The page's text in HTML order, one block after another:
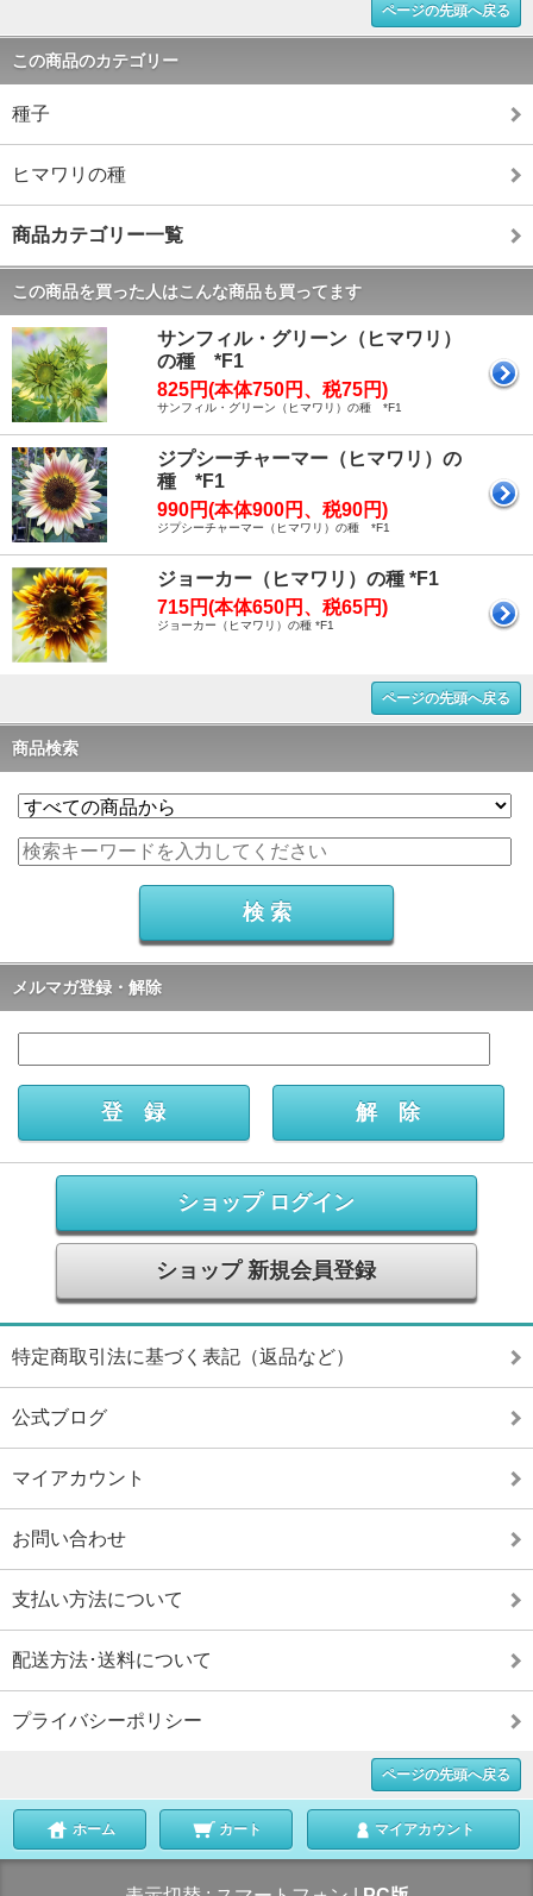
ページの先頭へ戻る
この商品のカテゴリー
種子
ヒマワリの種
商品カテゴリー一覧
この商品を買った人はこんな商品も買ってます
サンフィル・グリーン（ヒマワリ）
の種 *F1
825円(本体750円、税75円)
サンフィル・グリーン（ヒマワリ）の種 *F1
ジプシーチャーマー（ヒマワリ）の
種 *F1
990円(本体900円、税90円)
ジプシーチャーマー（ヒマワリ）の種 *F1
ジョーカー（ヒマワリ）の種 *F1
715円(本体650円、税65円)
ジョーカー（ヒマワリ）の種 *F1
ページの先頭へ戻る
商品検索
メルマガ登録・解除
ショップ ログイン
ショップ 新規会員登録
特定商取引法に基づく表記（返品など）
公式ブログ
マイアカウント
お問い合わせ
支払い方法について
配送方法･送料について
プライバシーポリシー
ページの先頭へ戻る
ホーム カート マイアカウント